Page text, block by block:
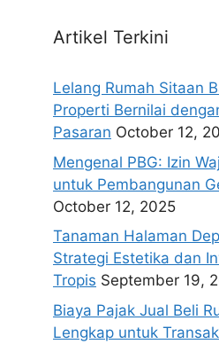
Artikel Terkini
Lelang Rumah Sitaan
Properti Bernilai
Pasaran October 12,
Mengenal PBG: Izin
untuk Pembangunan
October 12, 2025
Tanaman Halaman
Strategi Estetika dan
Tropis September 19,
Biaya Pajak Jual Beli
Lengkap untuk